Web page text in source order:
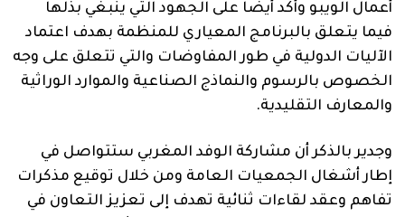
أعمال الويبو وأكد أيضا على الجهود التي ينبغي بذلها
فيما يتعلق بالبرنامج المعياري للمنظمة بهدف اعتماد
الآليات الدولية في طور المفاوضات والتي تتعلق على وجه
الخصوص بالرسوم والنماذج الصناعية والموارد الوراثية
والمعارف التقليدية.
وجدير بالذكر أن مشاركة الوفد المغربي ستتواصل في
إطار أشغال الجمعيات العامة ومن خلال توقيع مذكرات
تفاهم وعقد لقاءات ثنائية تهدف إلى تعزيز التعاون في